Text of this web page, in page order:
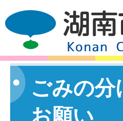
ごみの
お願い